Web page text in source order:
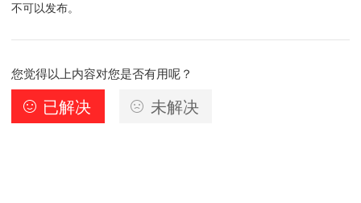
不可以发布。
您觉得以上内容对您是否有用呢？
已解决 未解决